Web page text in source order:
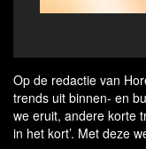
Op de redactie van
trends uit binnen- en
we eruit, andere korte
in het kort’. Met deze